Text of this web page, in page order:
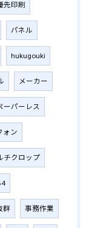
先印刷
パネル
hukugouki
メーカー
ーパーレス
ォン
チクロップ
群 事務作業